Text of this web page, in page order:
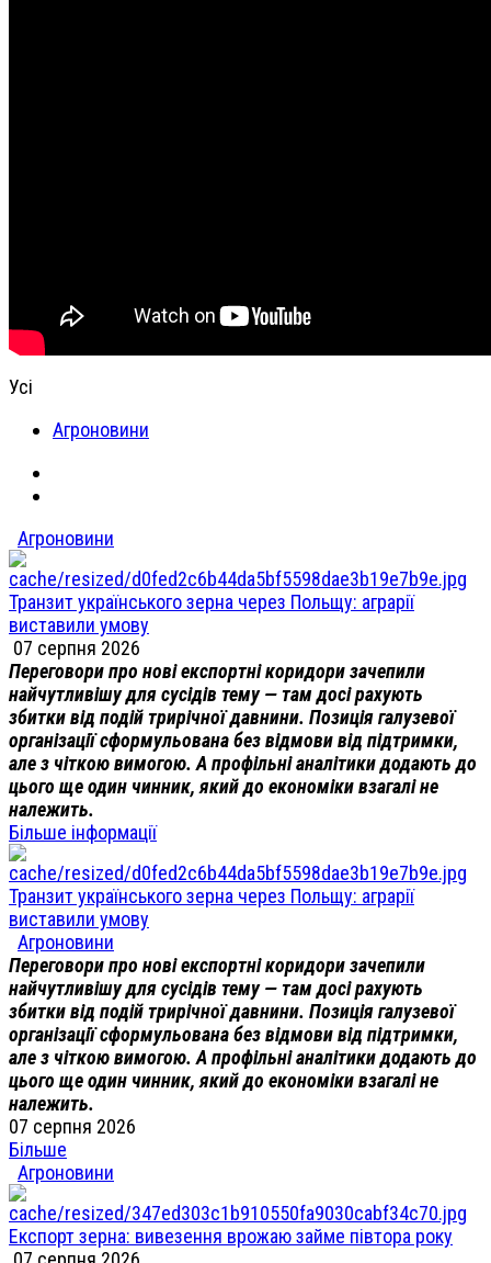
Усі
Агроновини
Агроновини
Транзит українського зерна через Польщу: аграрії
виставили умову
07 серпня 2026
Переговори про нові експортні коридори зачепили
найчутливішу для сусідів тему — там досі рахують
збитки від подій трирічної давнини. Позиція галузевої
організації сформульована без відмови від підтримки,
але з чіткою вимогою. А профільні аналітики додають до
цього ще один чинник, який до економіки взагалі не
належить.
Більше інформації
Транзит українського зерна через Польщу: аграрії
виставили умову
Агроновини
Переговори про нові експортні коридори зачепили
найчутливішу для сусідів тему — там досі рахують
збитки від подій трирічної давнини. Позиція галузевої
організації сформульована без відмови від підтримки,
але з чіткою вимогою. А профільні аналітики додають до
цього ще один чинник, який до економіки взагалі не
належить.
07 серпня 2026
Більше
Агроновини
Експорт зерна: вивезення врожаю займе півтора року